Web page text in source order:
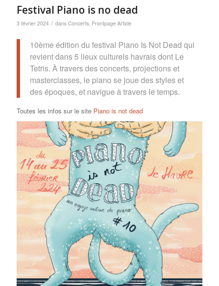
Festival Piano is no dead
3 février 2024 / dans Concerts, Frontpage Article
10ème édition du festival Piano Is Not Dead qui
revient dans 5 lieux culturels havrais dont Le
Tetris. À travers des concerts, projections et
masterclasses, le piano se joue des styles et
des époques, et navigue à travers le temps.
Toutes les infos sur le site Piano is not dead